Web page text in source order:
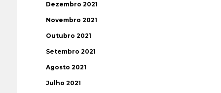
Dezembro 2021
Novembro 2021
Outubro 2021
Setembro 2021
Agosto 2021
Julho 2021